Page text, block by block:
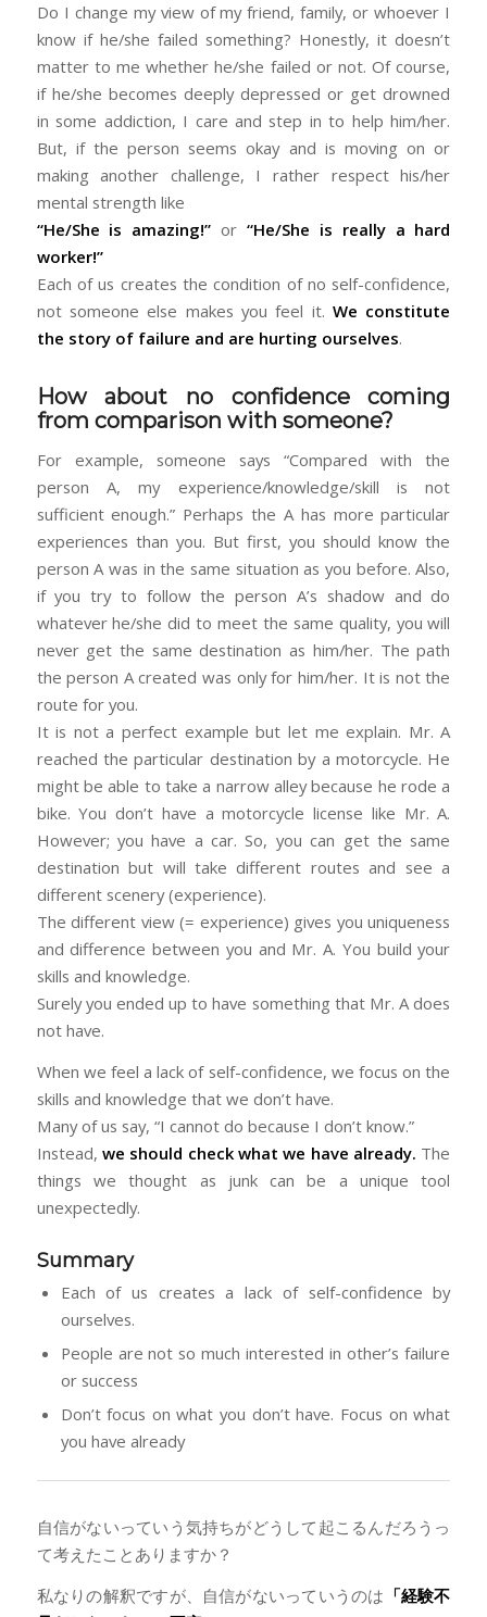
Do I change my view of my friend, family, or whoever I
know if he/she failed something? Honestly, it doesn’t
matter to me whether he/she failed or not. Of course,
if he/she becomes deeply depressed or get drowned
in some addiction, I care and step in to help him/her.
But, if the person seems okay and is moving on or
making another challenge, I rather respect his/her
mental strength like
“He/She is amazing!” or “He/She is really a hard
worker!”
Each of us creates the condition of no self-confidence,
not someone else makes you feel it.We constitute
the story of failure and are hurting ourselves.
How about no confidence coming
from comparison with someone?
For example, someone says “Compared with the
person A, my experience/knowledge/skill is not
sufficient enough.” Perhaps the A has more particular
experiences than you. But first, you should know the
person A was in the same situation as you before. Also,
if you try to follow the person A’s shadow and do
whatever he/she did to meet the same quality, you will
never get the same destination as him/her. The path
the person A created was only for him/her. It is not the
route for you.
It is not a perfect example but let me explain. Mr. A
reached the particular destination by a motorcycle. He
might be able to take a narrow alley because he rode a
bike. You don’t have a motorcycle license like Mr. A.
However; you have a car. So, you can get the same
destination but will take different routes and see a
different scenery (experience).
The different view (= experience) gives you uniqueness
and difference between you and Mr. A. You build your
skills and knowledge.
Surely you ended up to have something that Mr. A does
not have.
When we feel a lack of self-confidence, we focus on the
skills and knowledge that we don’t have.
Many of us say, “I cannot do because I don’t know.”
Instead, we should check what we have already. The
things we thought as junk can be a unique tool
unexpectedly.
Summary
Each of us creates a lack of self-confidence by
ourselves.
People are not so much interested in other’s failure
or success
Don’t focus on what you don’t have. Focus on what
you have already
自信がないっていう気持ちがどうして起こるんだろうっ
て考えたことありますか？
私なりの解釈ですが、自信がないっていうのは 「経験不